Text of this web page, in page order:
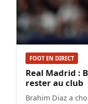
FOOT EN DIRECT
Real Madrid :
rester au club
Brahim Diaz a